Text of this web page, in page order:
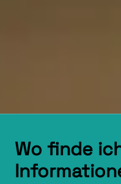
Wo finde